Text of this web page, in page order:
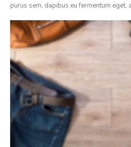
purus sem, dapibus eu fermentum eget,